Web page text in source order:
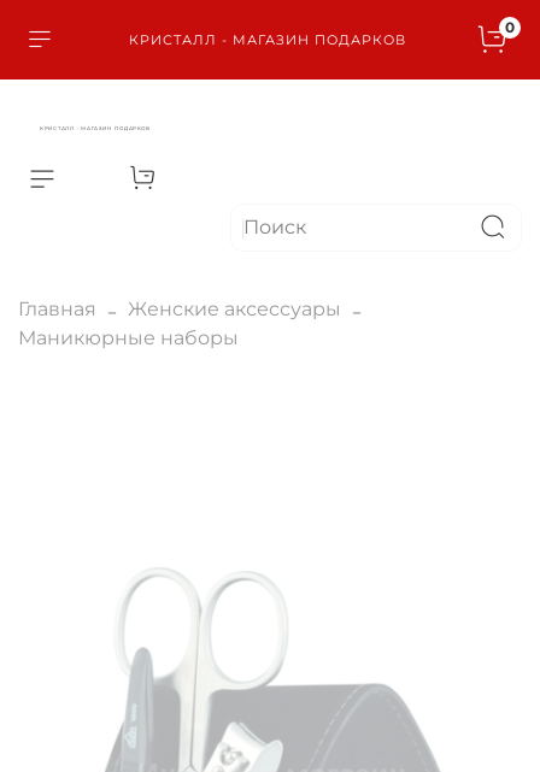
КРИСТАЛЛ - МАГАЗИН ПОДАРКОВ
0
КРИСТАЛЛ - МАГАЗИН ПОДАРКОВ
Главная
Женские аксессуары
Маникюрные наборы